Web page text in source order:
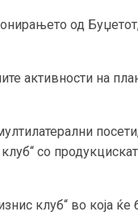
од
активности на
со
клуб“ во која